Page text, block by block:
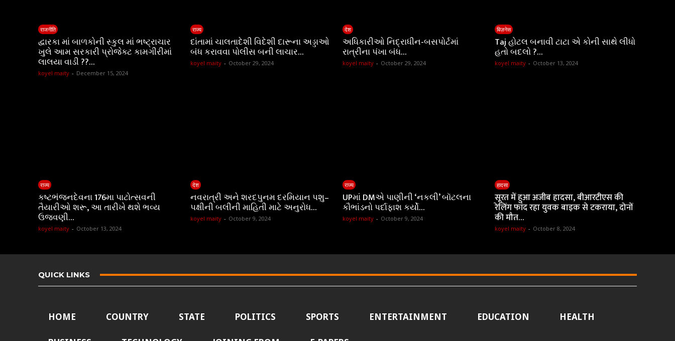
राजनीति
દ્વારકા માં બાળકોની સ્કુલ માં ભષ્ટ્રાચાર
ખુલે આમ સરકારી પ્રોજેક્ટ કામગીરીમાં
લાલયા વાડી ??…
koyel maity - December 15, 2024
राज्य
દાંતામાં ચાલતાદેશી વિદેશી દારૂના અડ્ડાઓ
બંધ કરાવવા પોલીસ બની લાચાર…
koyel maity - October 29, 2024
देश
અધિકારીઓ નિદ્રાધીન-બસપોર્ટમાં
રાત્રીના પંખા બંધ…
koyel maity - October 29, 2024
बिज़नेस
Taj હોટલ બનાવી ટાટા એ કોની સાથે લીધો
હતો બદલો ?…
koyel maity - October 13, 2024
राज्य
કષ્ટભંજનદેવના 176મા પાટોત્સવની
તૈયારીઓ શરૂ, આ તારીખે થશે ભવ્ય
ઉજવણી…
koyel maity - October 13, 2024
देश
નવરાત્રી અને શરદપુનમ દરમિયાન પશુ–
પક્ષીની બલીની માહિતી માટે અનુરોધ…
koyel maity - October 9, 2024
राज्य
UPમાં DMએ પાણીની ‘નકલી’ બૉટલના
કૌભાંડનો પર્દાફાશ કર્યો…
koyel maity - October 9, 2024
हादसा
सूरत में हुआ अजीब हादसा, बीआरटीएस की
रेलिंग फांद रहा युवक बाइक से टकराया, दोनों
की मौत…
koyel maity - October 8, 2024
QUICK LINKS
HOME COUNTRY STATE POLITICS SPORTS ENTERTAINMENT EDUCATION HEALTH